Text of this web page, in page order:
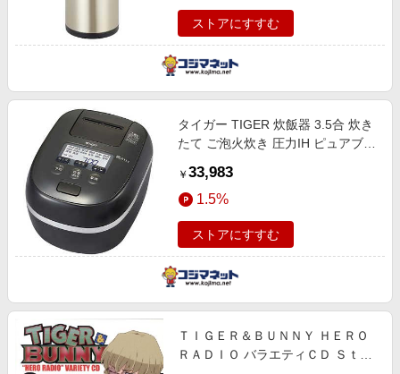
ストアにすすむ
タイガー TIGER 炊飯器 3.5合 炊き
たて ご泡火炊き 圧力IH ピュアブラ
￥ 33,983
1.5%
ストアにすすむ
ＴＩＧＥＲ＆ＢＵＮＮＹ ＨＥＲＯ
ＲＡＤＩＯ バラエティＣＤ Ｓｔｅ